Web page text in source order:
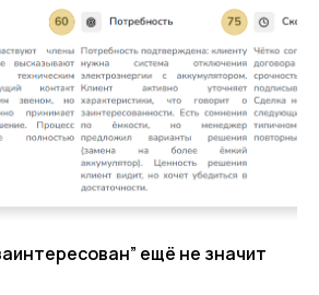
ещё не значит